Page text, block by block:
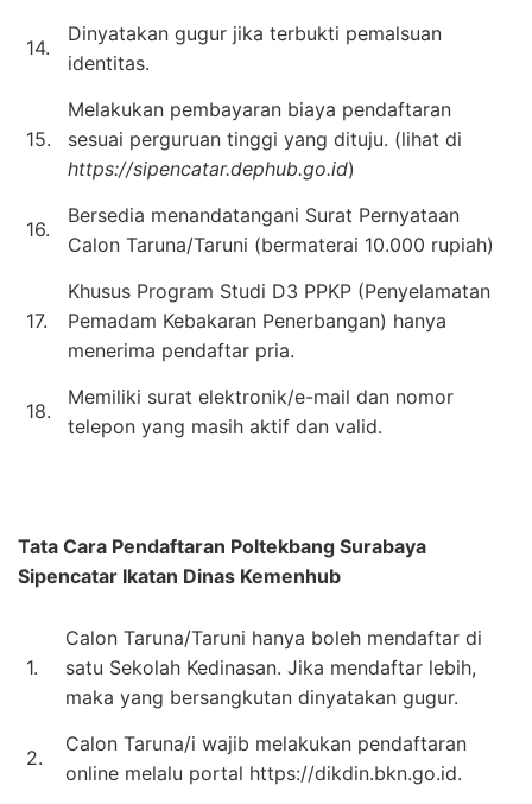
14.
Dinyatakan gugur jika terbukti pemalsuan
identitas.
15.
Melakukan pembayaran biaya pendaftaran
sesuai perguruan tinggi yang dituju. (lihat di
https://sipencatar.dephub.go.id)
16.
Bersedia menandatangani Surat Pernyataan
Calon Taruna/Taruni (bermaterai 10.000 rupiah)
17.
Khusus Program Studi D3 PPKP (Penyelamatan
Pemadam Kebakaran Penerbangan) hanya
menerima pendaftar pria.
18.
Memiliki surat elektronik/e-mail dan nomor
telepon yang masih aktif dan valid.
Tata Cara Pendaftaran Poltekbang Surabaya
Sipencatar Ikatan Dinas Kemenhub
1.
Calon Taruna/Taruni hanya boleh mendaftar di
satu Sekolah Kedinasan. Jika mendaftar lebih,
maka yang bersangkutan dinyatakan gugur.
2.
Calon Taruna/i wajib melakukan pendaftaran
online melalu portal https://dikdin.bkn.go.id.